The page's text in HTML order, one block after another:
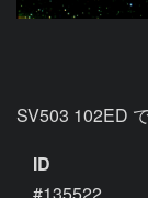
SV503 102ED
ID